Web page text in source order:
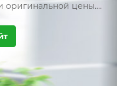
оригинальной цены.
пользоваться
обновлениями